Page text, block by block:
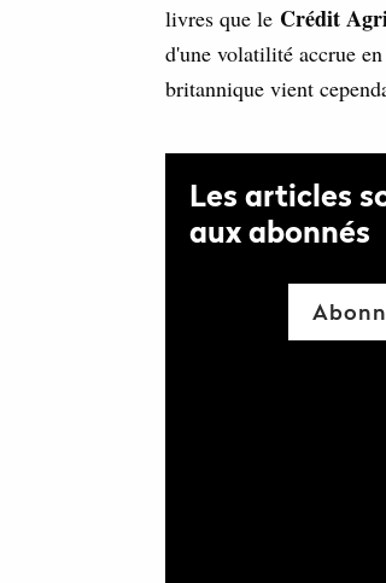
livres que le Crédit
d'une volatilité accrue
britannique vient
Les articles
aux abonnés